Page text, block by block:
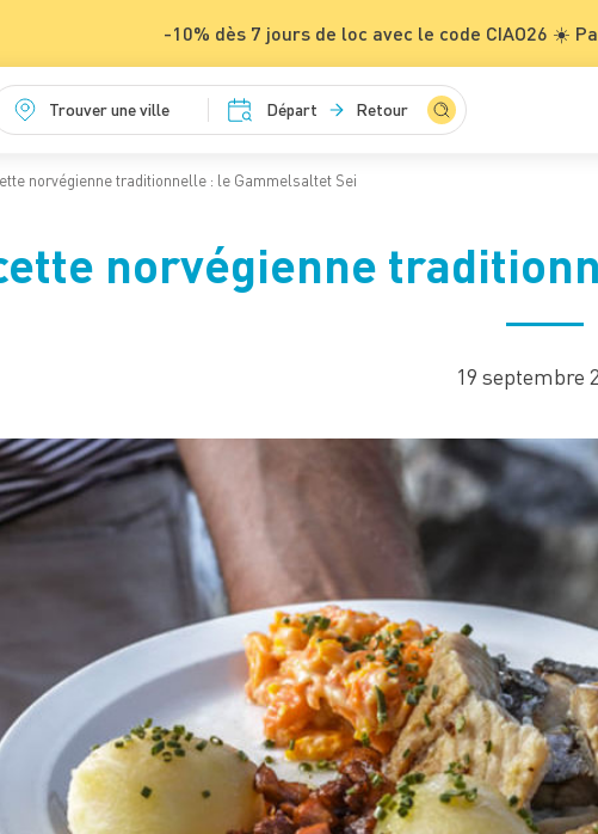
-10% dès 7 jours de loc avec le code CIAO26 ☀️
Trouver une ville Départ Retour
norvégienne traditionnelle : le Gammelsaltet Sei
norvégienne
19 septembre